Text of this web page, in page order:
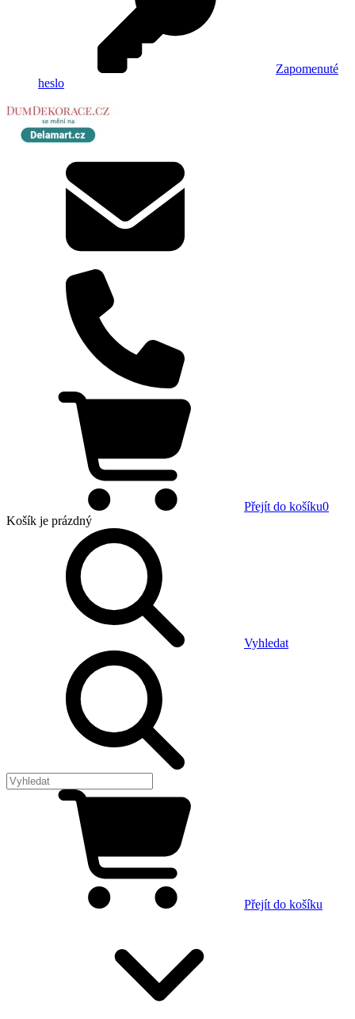
Zapomenuté
heslo
Přejít do košíku0
Košík je prázdný
Vyhledat
Přejít do košíku